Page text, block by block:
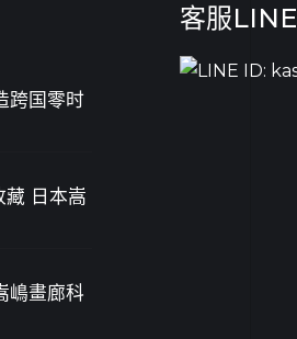
跨国零时
藏 日本嵩
嶋畫廊科
客服LINE